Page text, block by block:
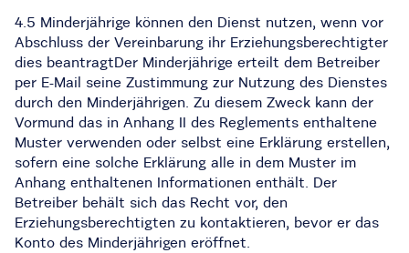
4.5 Minderjährige können den Dienst nutzen, wenn vor
Abschluss der Vereinbarung ihr Erziehungsberechtigter
dies beantragtDer Minderjährige erteilt dem Betreiber
per E-Mail seine Zustimmung zur Nutzung des Dienstes
durch den Minderjährigen. Zu diesem Zweck kann der
Vormund das in Anhang II des Reglements enthaltene
Muster verwenden oder selbst eine Erklärung erstellen,
sofern eine solche Erklärung alle in dem Muster im
Anhang enthaltenen Informationen enthält. Der
Betreiber behält sich das Recht vor, den
Erziehungsberechtigten zu kontaktieren, bevor er das
Konto des Minderjährigen eröffnet.